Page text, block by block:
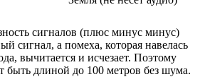
сигналов (плюс минус минус)
сигнал, а помеха, которая навелась
вычитается и исчезает. Поэтому
быть длиной до 100 метров без шума.